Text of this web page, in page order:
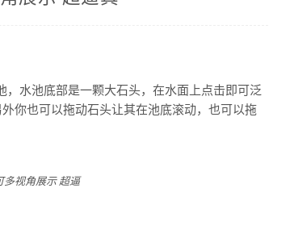
水池底部是一颗大石头，在水面上点击即可泛
你也可以拖动石头让其在池底滚动，也可以拖
多视角展示 超逼